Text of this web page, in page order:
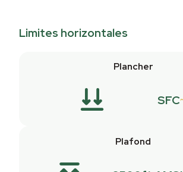
Limites horizontales
Plancher
SFC
Plafond